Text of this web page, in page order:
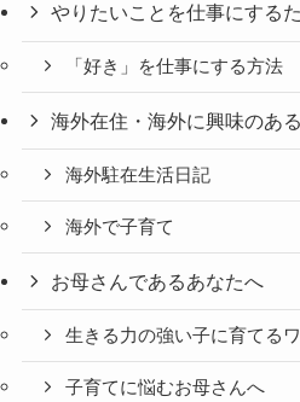
やりたいことを仕事にする
「好き」を仕事にする方法
海外在住・海外に興味のあ
海外駐在生活日記
海外で子育て
お母さんであるあなたへ
生きる力の強い子に育てる
子育てに悩むお母さんへ